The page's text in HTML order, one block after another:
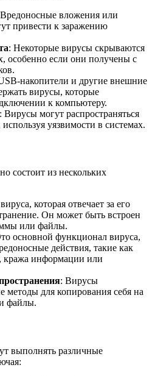
вложения или
привести к заражению
: Некоторые вирусы скрываются
особенно если они получены с
накопители и другие внешние
вирусы, которые
к компьютеру.
: Вирусы могут распространяться
уязвимости в системах.
состоит из нескольких
которая отвечает за его
Он может быть встроен
или файлы.
основной функционал вируса,
действия, такие как
кража информации или
: Вирусы
методы для копирования себя на
файлы.
выполнять различные